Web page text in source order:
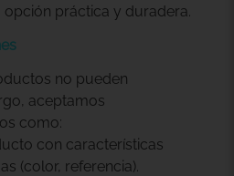
opción práctica y duradera.
no pueden
aceptamos
como:
con características
(color, referencia).